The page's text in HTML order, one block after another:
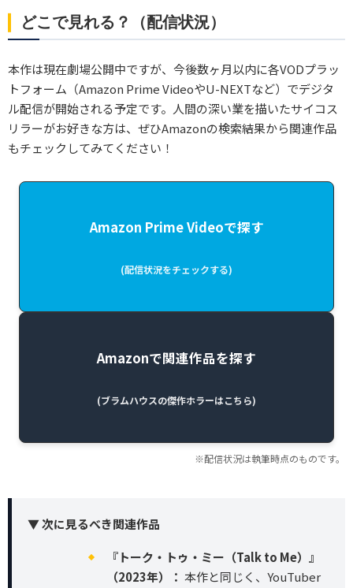
どこで見れる？（配信状況）
本作は現在劇場公開中ですが、今後数ヶ月以内に各VODプラッ
トフォーム（Amazon Prime VideoやU-NEXTなど）でデジタ
ル配信が開始される予定です。人間の深い業を描いたサイコス
リラーがお好きな方は、ぜひAmazonの検索結果から関連作品
もチェックしてみてください！
Amazon Prime Videoで探す
(配信状況をチェックする)
Amazonで関連作品を探す
(ブラムハウスの傑作ホラーはこちら)
※配信状況は執筆時点のものです。
▼ 次に見るべき関連作品
『トーク・トゥ・ミー（Talk to Me）』
（2023年）： 本作と同じく、YouTuber